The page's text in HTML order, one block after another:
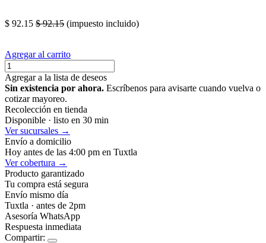
$ 92.15 $92.15 (impuesto incluido)
Agregar al carrito
Agregar a la lista de deseos
Sin existencia por ahora. Escríbenos para avisarte cuando vuelva o
cotizar mayoreo.
Recolección en tienda
Disponible · listo en 30 min
Ver sucursales →
Envío a domicilio
Hoy antes de las 4:00 pm en Tuxtla
Ver cobertura →
Producto garantizado
Tu compra está segura
Envío mismo día
Tuxtla · antes de 2pm
Asesoría WhatsApp
Respuesta inmediata
Compartir: